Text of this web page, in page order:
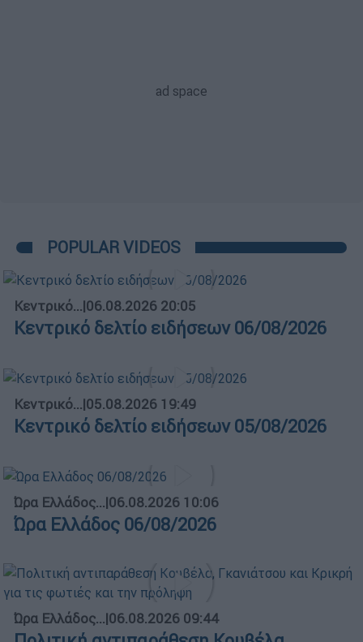
POPULAR VIDEOS
Κεντρικό...|06.08.2026 20:05
Κεντρικό δελτίο ειδήσεων 06/08/2026
Κεντρικό...|05.08.2026 19:49
Κεντρικό δελτίο ειδήσεων 05/08/2026
Ώρα Ελλάδος...|06.08.2026 10:06
Ώρα Ελλάδος 06/08/2026
Ώρα Ελλάδος...|06.08.2026 09:44